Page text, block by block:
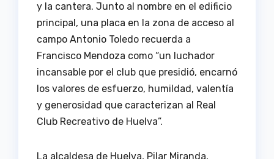
y la cantera. Junto al nombre en el edificio
principal, una placa en la zona de acceso al
campo Antonio Toledo recuerda a
Francisco Mendoza como “un luchador
incansable por el club que presidió, encarnó
los valores de esfuerzo, humildad, valentía
y generosidad que caracterizan al Real
Club Recreativo de Huelva”.
La alcaldesa de Huelva, Pilar Miranda,